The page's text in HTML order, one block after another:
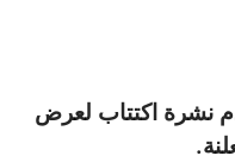
ولا تقدم أي التزامات أو ضمانات.
نشرة اكتتاب لعرض